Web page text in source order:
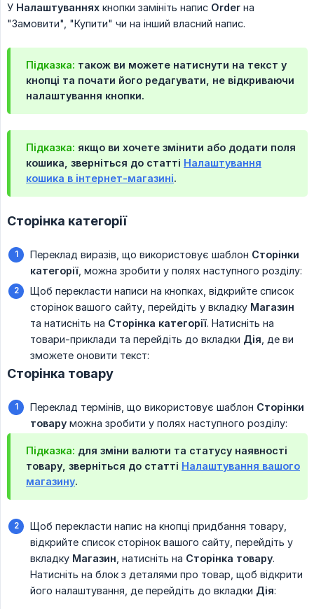
У Налаштуваннях кнопки замініть напис Order на
"Замовити", "Купити" чи на інший власний напис.
Підказка: також ви можете натиснути на текст у
кнопці та почати його редагувати, не відкриваючи
налаштування кнопки.
Підказка: якщо ви хочете змінити або додати поля
кошика, зверніться до статті Налаштування
кошика в інтернет-магазині.
Сторінка категорії
Переклад виразів, що використовує шаблон Сторінки
категорії , можна зробити у полях наступного розділу:
Щоб перекласти написи на кнопках, відкрийте список
сторінок вашого сайту, перейдіть у вкладку Магазин
та натисніть на Сторінка категорії. Натисніть на
товари-приклади та перейдіть до вкладки Дія , де ви
зможете оновити текст:
Сторінка товару
Переклад термінів, що використовує шаблон Сторінки
товару можна зробити у полях наступного розділу:
Підказка: для зміни валюти та статусу наявності
товару, зверніться до статті Налаштування вашого
магазину.
Щоб перекласти напис на кнопці придбання товару,
відкрийте список сторінок вашого сайту, перейдіть у
вкладку Магазин , натисніть на Сторінка товару.
Натисніть на блок з деталями про товар, щоб відкрити
його налаштування, де перейдіть до вкладки Дія: